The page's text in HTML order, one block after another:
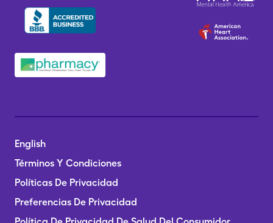
English
Términos Y Condiciones
Políticas De Privacidad
Preferencias De Privacidad